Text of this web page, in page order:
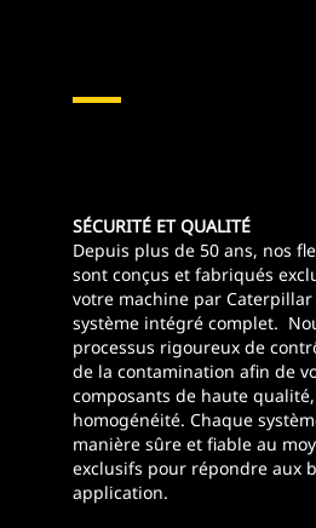
SÉCURITÉ ET QUALITÉ
Depuis plus de 50 ans, nos
sont conçus et fabriqués
votre machine par
système intégré complet.
processus rigoureux de
de la contamination afin de
composants de haute
homogénéité. Chaque
manière sûre et fiable au
exclusifs pour répondre aux
application.